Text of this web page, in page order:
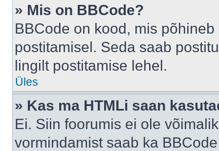
» Mis on BBCode?
BBCode on kood, mis
postitamisel. Seda saab
lingilt postitamise lehel.
Üles
» Kas ma HTMLi saan
Ei. Siin foorumis ei ole
vormindamist saab ka